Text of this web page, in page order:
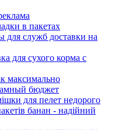
в пакетах
для служб доставки на
для сухого корма с
максимально
бюджет
для пелет недорого
банан - надійний